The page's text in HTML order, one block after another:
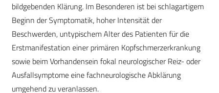
bildgebenden Klärung. Im Besonderen ist bei schlagartigem
Beginn der Symptomatik, hoher Intensität der
Beschwerden, untypischem Alter des Patienten für die
Erstmanifestation einer primären Kopfschmerzerkrankung
sowie beim Vorhandensein fokal neurologischer Reiz- oder
Ausfallsymptome eine fachneurologische Abklärung
umgehend zu veranlassen.